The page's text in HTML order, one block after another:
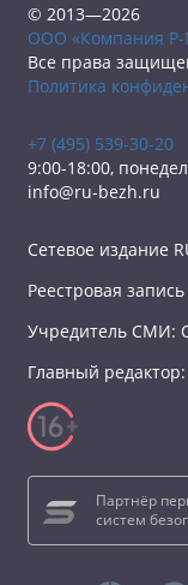
© 2013—2026
ООО «Компания
Все права
Политика
+7 (495) 539-30-20
9:00-18:00,
info@ru-bezh.ru
Сетевое издание
Реестровая
Учредитель СМИ:
Главный
Партнёр
систем